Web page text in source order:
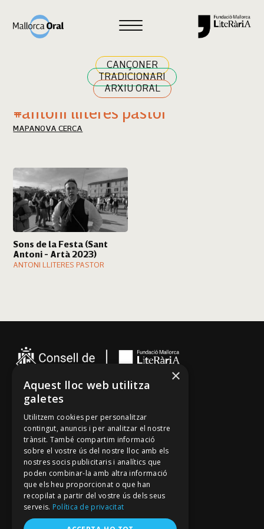
CANÇONER
TRADICIONARI
ARXIU ORAL
Cercar
Resultats cerca
#antoni lliteres pastor
MAPA NOVA CERCA
Sons de la Festa (Sant
Antoni - Artà 2023)
ANTONI LLITERES PASTOR
Cançoner
Tradicionari
Arxiu Oral
Contacte
Segueix-nos
Mallorca Oral, un projecte de
Avís legal
×
Aquest lloc web utilitza
galetes
Utilitzem cookies per personalitzar
contingut, anuncis i per analitzar el nostre
trànsit. També compartim informació
sobre el vostre ús del nostre lloc amb els
nostres socis publicitaris i analítics que
poden combinar-la amb altra informació
que els heu proporcionat o que han
recopilat a partir del vostre ús dels seus
serveis. Política de privacitat